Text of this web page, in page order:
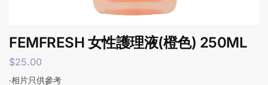
FEMFRESH 女性護理液(橙色) 250ML
$25.00
‧相片只供參考